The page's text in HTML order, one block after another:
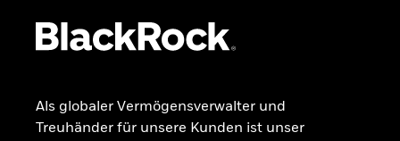
Als globaler Vermögensverwalter und
Treuhänder für unsere Kunden ist unser